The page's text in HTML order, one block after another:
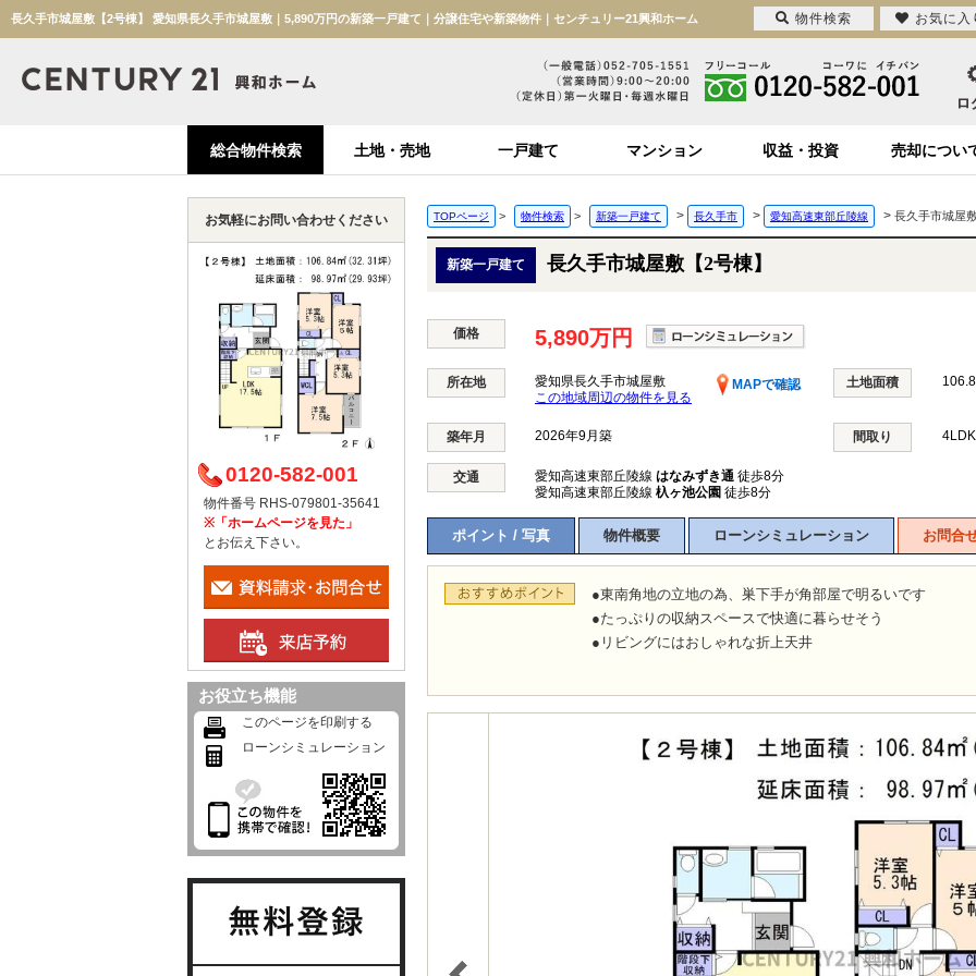
長久手市城屋敷【2号棟】 愛知県長久手市城屋敷｜5,890万円の新築一戸建て｜分譲住宅や新築物件｜センチュリー21興和ホーム
総合物件検索 土地・売地 一戸建て マンション 収益・投資 売却につい
TOPページ > 物件検索 > 新築一戸建て > 長久手市 > 愛知高速東部丘陵線 > 長久手市城屋
新築一戸建て 長久手市城屋敷【2号棟】
価格 5,890万円
所在地 愛知県長久手市城屋敷
MAPで確認
この地域周辺の物件を見る
土地面積
築年月 2026年9月築 間取り
交通 愛知高速東部丘陵線 はなみずき通 徒歩8分
愛知高速東部丘陵線 杁ヶ池公園 徒歩8分
ポイント / 写真 物件概要 ローンシミュレーション お問合
●東南角地の立地の為、巣下手が角部屋で明るいです
●たっぷりの収納スペースで快適に暮らせそう
●リビングにはおしゃれな折上天井
お気軽にお問い合わせください
0120-582-001
物件番号 RHS-079801-35641
※「ホームページを見た」
とお伝え下さい。
お役立ち機能
このページを印刷する
ローンシミュレーション
物件検索 お気に入